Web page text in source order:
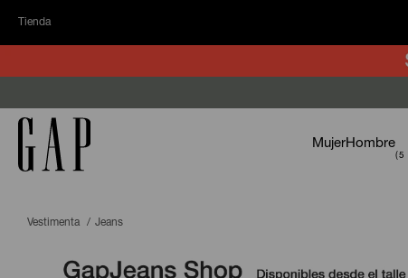
Tienda
MujerHombre
Vestimenta Jeans